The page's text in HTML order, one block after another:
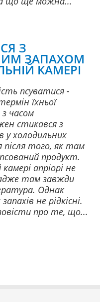
З
ЗАПАХОМ
КАМЕРІ
псуватися -
їхньої
часом
стикався з
у холодильних
того, як там
продукт.
апріорі не
там завжди
Однак
не рідкісні.
про те, що...